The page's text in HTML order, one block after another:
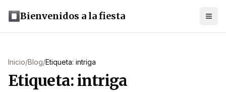
Bienvenidos a la fiesta
Inicio/Blog/Etiqueta: intriga
Etiqueta: intriga